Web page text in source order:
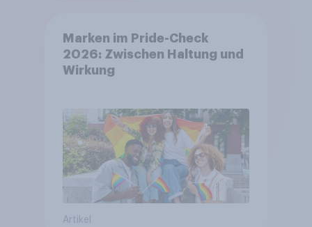
Marken im Pride-Check
2026: Zwischen Haltung und
Wirkung
Artikel